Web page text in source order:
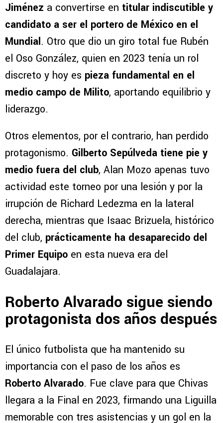
Jiménez a convertirse en titular indiscutible y
candidato a ser el portero de México en el
Mundial. Otro que dio un giro total fue Rubén
el Oso González, quien en 2023 tenía un rol
discreto y hoy es pieza fundamental en el
medio campo de Milito, aportando equilibrio y
liderazgo.
Otros elementos, por el contrario, han perdido
protagonismo. Gilberto Sepúlveda tiene pie y
medio fuera del club, Alan Mozo apenas tuvo
actividad este torneo por una lesión y por la
irrupción de Richard Ledezma en la lateral
derecha, mientras que Isaac Brizuela, histórico
del club, prácticamente ha desaparecido del
Primer Equipo en esta nueva era del
Guadalajara.
Roberto Alvarado sigue siendo
protagonista dos años después
El único futbolista que ha mantenido su
importancia con el paso de los años es
Roberto Alvarado. Fue clave para que Chivas
llegara a la Final en 2023, firmando una Liguilla
memorable con tres asistencias y un gol en la